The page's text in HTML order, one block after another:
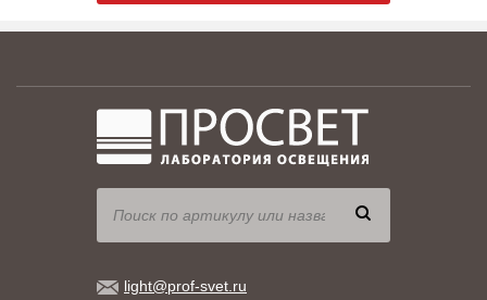
light@prof-svet.ru